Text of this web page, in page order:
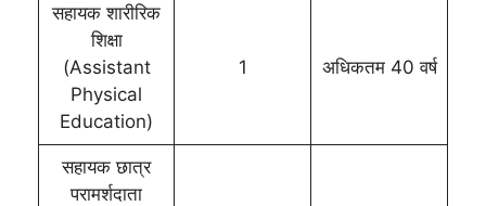
सहायक शारीरिक
शिक्षा
(Assistant
Physical
Education)
1 अधिकतम 40 वर्ष
सहायक छात्र
परामर्शदाता